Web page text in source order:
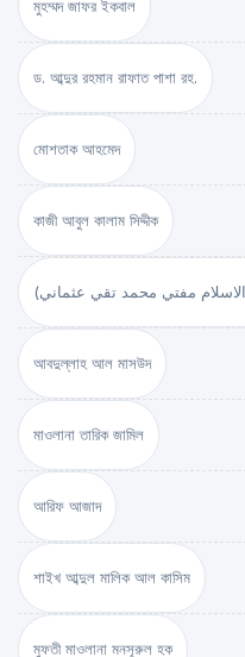
মুহম্মদ জাফর ইকবাল
ড. আব্দুর রহমান রাফাত পাশা রহ.
মোশতাক আহমেদ
কাজী আবুল কালাম সিদ্দীক
আবদুল্লাহ আল মাসউদ
মাওলানা তারিক জামিল
আরিফ আজাদ
শাইখ আব্দুল মালিক আল কাসিম
মুফতী মাওলানা মনসূরুল হক